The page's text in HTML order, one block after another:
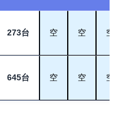
273台 空 空 空
645台 空 空 空